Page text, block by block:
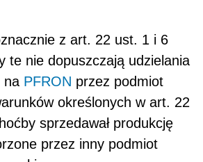
z art. 22 ust. 1 i 6
te nie dopuszczają udzielania
na PFRON przez podmiot
określonych w art. 22
sprzedawał produkcję
przez inny podmiot